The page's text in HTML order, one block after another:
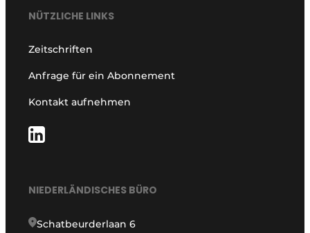
NÜTZLICHE LINKS
Zeitschriften
Anfrage für ein Abonnement
Kontakt aufnehmen
NIEDERLÄNDISCHES BÜRO
Schatbeurderlaan 6